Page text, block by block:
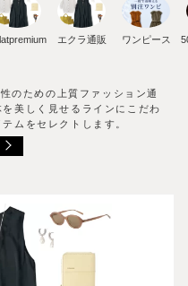
エクラ通販 ワンピース
のための上質ファッション通
美しく見せるラインにこだわ
ムをセレクトします。